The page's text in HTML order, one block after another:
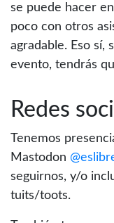
se puede hacer
poco con otros
agradable. Eso sí,
evento, tendrás
Redes
Tenemos
Mastodon
seguirnos, y/o
tuits/toots.